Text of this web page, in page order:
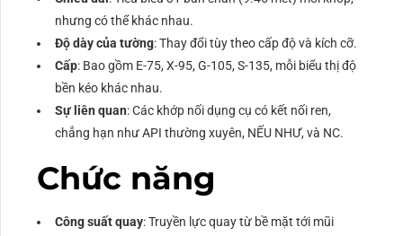
nhưng có thể khác nhau.
Độ dày của tường: Thay đổi tùy theo cấp độ và kích cỡ.
Cấp: Bao gồm E-75, X-95, G-105, S-135, mỗi biểu thị độ
bền kéo khác nhau.
Sự liên quan: Các khớp nối dụng cụ có kết nối ren,
chẳng hạn như API thường xuyên, NẾU NHƯ, và NC.
Chức năng
Công suất quay: Truyền lực quay từ bề mặt tới mũi